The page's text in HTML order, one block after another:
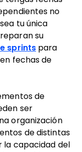
no
tu única
su
sprints para
fechas de
de
ser
organización
de distintas
la capacidad del